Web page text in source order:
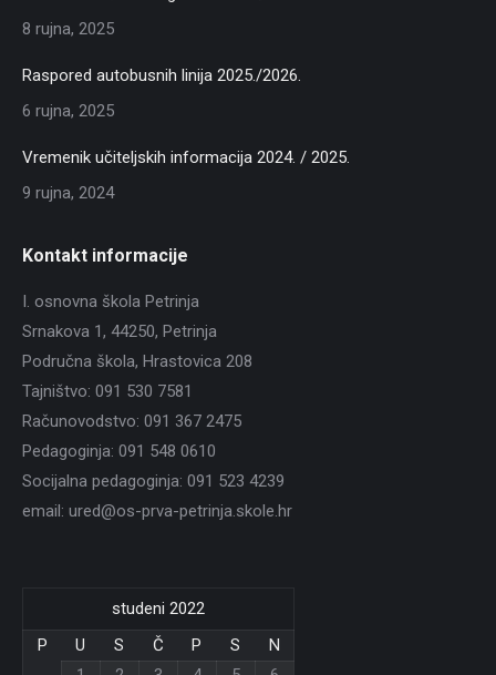
8 rujna, 2025
Raspored autobusnih linija 2025./2026.
6 rujna, 2025
Vremenik učiteljskih informacija 2024. / 2025.
9 rujna, 2024
Kontakt informacije
I. osnovna škola Petrinja
Srnakova 1, 44250, Petrinja
Područna škola, Hrastovica 208
Tajništvo: 091 530 7581
Računovodstvo: 091 367 2475
Pedagoginja: 091 548 0610
Socijalna pedagoginja: 091 523 4239
email: ured@os-prva-petrinja.skole.hr
studeni 2022
P
U S Č P S
N